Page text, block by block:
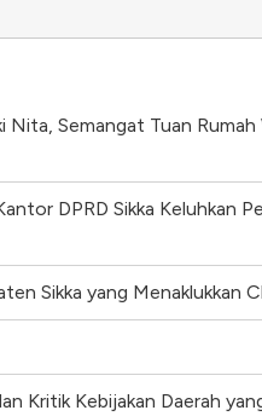
Semangat Tuan Rumah
DPRD Sikka Keluhkan
Sikka yang Menaklukkan
Kritik Kebijakan Daerah